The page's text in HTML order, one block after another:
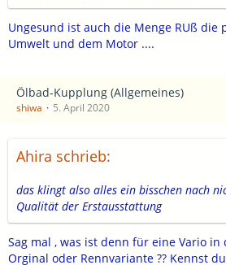
Ungesund ist auch die Menge RUß die
Umwelt und dem Motor ....
Ölbad-Kupplung (Allgemeines)
shiwa 5. April 2020
Ahira schrieb:
das klingt also alles ein bisschen nach
Qualität der Erstausstattung
Sag mal , was ist denn für eine Vario in
Orginal oder Rennvariante ?? Kennst